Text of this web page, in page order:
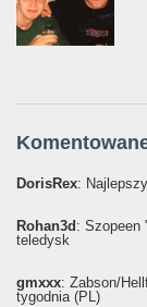
DorisRex:
Rohan3d : Szopeen
teledysk
gmxxx: Żabson/
tygodnia (PL)